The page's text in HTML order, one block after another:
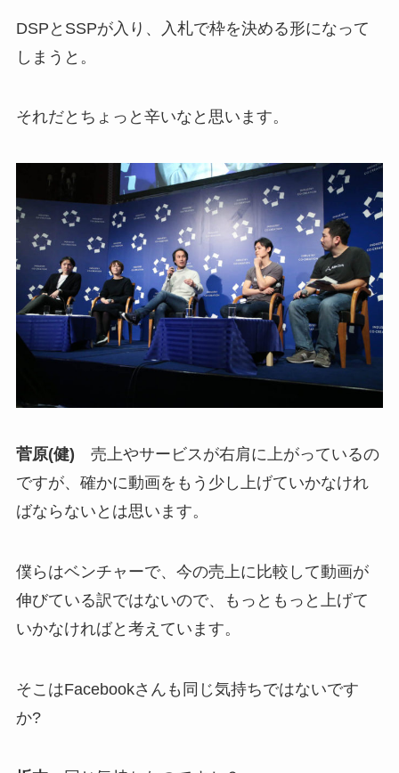
DSPとSSPが入り、入札で枠を決める形になって
しまうと。
それだとちょっと辛いなと思います。
菅原(健) 売上やサービスが右肩に上がっているの
ですが、確かに動画をもう少し上げていかなけれ
ばならないとは思います。
僕らはベンチャーで、今の売上に比較して動画が
伸びている訳ではないので、もっともっと上げて
いかなければと考えています。
そこはFacebookさんも同じ気持ちではないです
か?